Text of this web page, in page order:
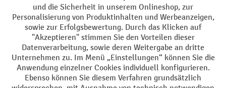
AGB Impressum Datenschutz
Barrierefreiheit Grounding Page Privacy Settings